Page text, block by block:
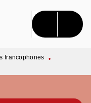
CONTENU
francophones
•